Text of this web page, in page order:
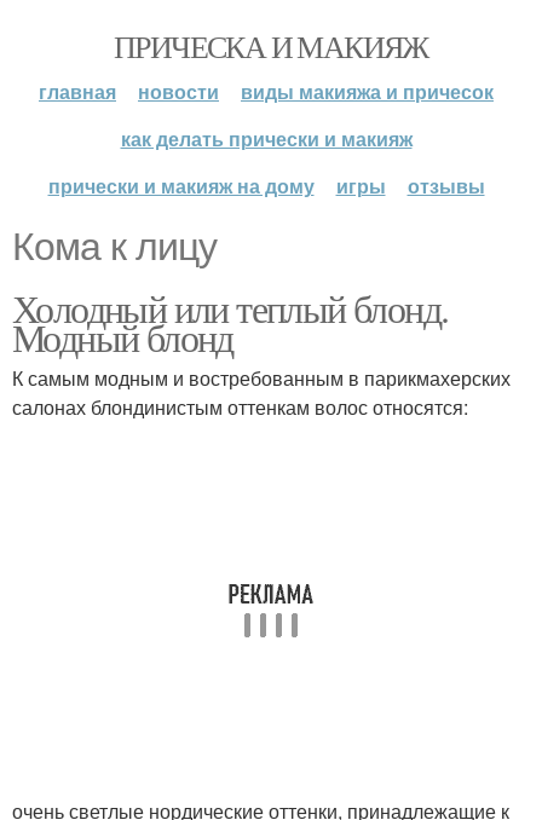
ПРИЧЕСКА И МАКИЯЖ
главная новости
виды макияжа и причесок
как делать прически и макияж
прически и макияж на дому
игры отзывы
Кома к лицу
Холодный или теплый блонд.
Модный блонд
К самым модным и востребованным в парикмахерских
салонах блондинистым оттенкам волос относятся:
очень светлые нордические оттенки, принадлежащие к